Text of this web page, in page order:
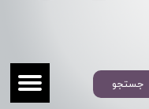
جستجو